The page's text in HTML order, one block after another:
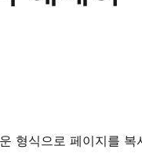
형식으로 페이지를 복